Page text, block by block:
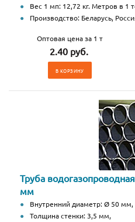
Вес 1 мп: 12,72 кг. Метров в 1
Производство: Беларусь,
Оптовая цена за 1 т
2.40 руб.
В КОРЗИНУ
Труба
мм
Внутренний диаметр: Ø 50 мм,
Толщина стенки: 3,5 мм,